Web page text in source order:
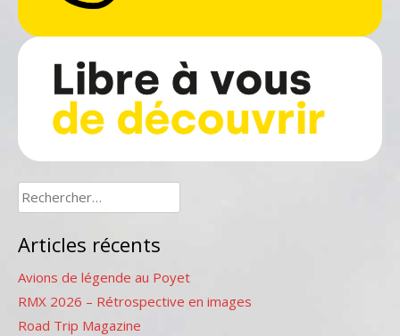
Rechercher :
Articles récents
Avions de légende au Poyet
RMX 2026 – Rétrospective en images
Road Trip Magazine